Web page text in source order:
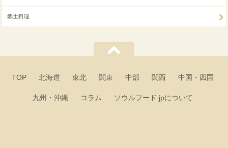
郷土料理
TOP 北海道 東北 関東 中部 関西 中国・四国
九州・沖縄 コラム ソウルフード.jpについて